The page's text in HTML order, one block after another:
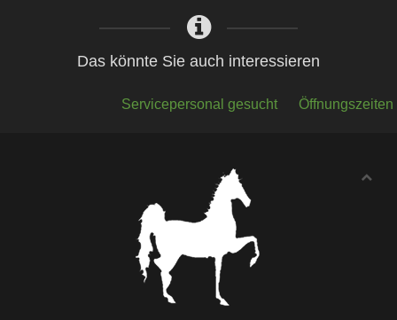
Das könnte Sie auch interessieren
Servicepersonal gesucht